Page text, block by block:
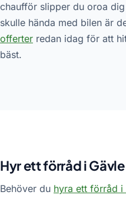
chaufför slipper du oroa
skulle hända med bilen är
offerter redan idag för att
bäst.
Hyr ett förråd i Gävle
Behöver du hyra ett förråd i